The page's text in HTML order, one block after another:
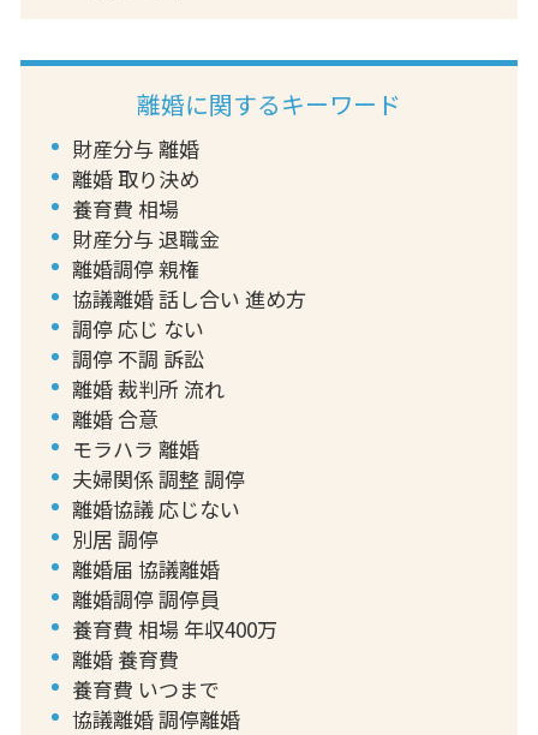
離婚に関するキーワード
財産分与 離婚
離婚 取り決め
養育費 相場
財産分与 退職金
離婚調停 親権
協議離婚 話し合い 進め方
調停 応じ ない
調停 不調 訴訟
離婚 裁判所 流れ
離婚 合意
モラハラ 離婚
夫婦関係 調整 調停
離婚協議 応じない
別居 調停
離婚届 協議離婚
離婚調停 調停員
養育費 相場 年収400万
離婚 養育費
養育費 いつまで
協議離婚 調停離婚